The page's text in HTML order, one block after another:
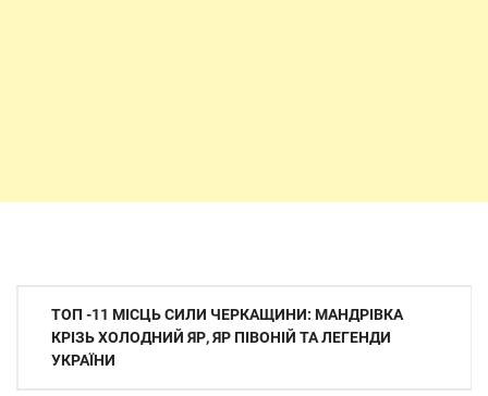
Навігація
записів
ТОП -11 МІСЦЬ СИЛИ ЧЕРКАЩИНИ: МАНДРІВКА
КРІЗЬ ХОЛОДНИЙ ЯР, ЯР ПІВОНІЙ ТА ЛЕГЕНДИ
УКРАЇНИ